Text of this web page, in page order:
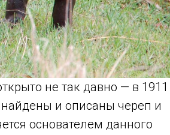
не так давно — в 1911
и описаны череп и
основателем данного